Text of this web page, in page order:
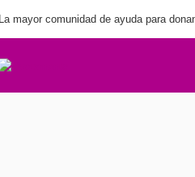
La mayor comunidad de ayuda para